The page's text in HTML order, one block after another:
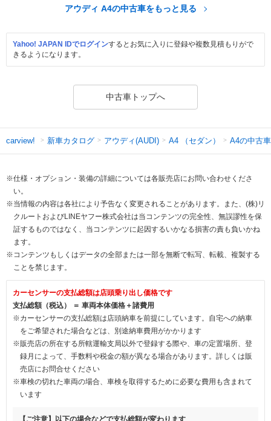
アウディ A4の中古車をもっと見る
Yahoo! JAPAN IDでログインするとお気に入りに登録や複数見積もりがで
きるようになります。
中古車トップへ
carview! 新車カタログ アウディ(AUDI) A4 （セダン） A4の中古車
※仕様・オプション・装備の詳細については各販売店にお問い合わせくださ
い。
※当情報の内容は各社により予告なく変更されることがあります。また、(株)リ
クルートおよびLINEヤフー株式会社は当コンテンツの完全性、無誤謬性を保
証するものではなく、当コンテンツに起因するいかなる損害の責も負いかね
ます。
※コンテンツもしくはデータの全部または一部を無断で転写、転載、複製する
ことを禁じます。
カーセンサーの支払総額は店頭乗り出し価格です
支払総額（税込） ＝ 車両本体価格＋諸費用
※カーセンサーの支払総額は店頭納車を前提にしています。自宅への納車
をご希望された場合などは、別途納車費用がかかります
※販売店の所在する所轄運輸支局以外で登録する際や、車の定置場所、登
録月によって、手数料や税金の額が異なる場合があります。詳しくは販
売店にお問合せください
※車検の切れた車両の場合、車検を取得するために必要な費用も含まれて
います
【ご注意】以下の場合などで支払総額が変わります